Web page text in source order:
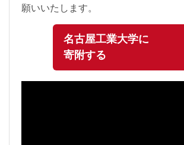
願いいたします。
名古屋工業大学に
寄附する